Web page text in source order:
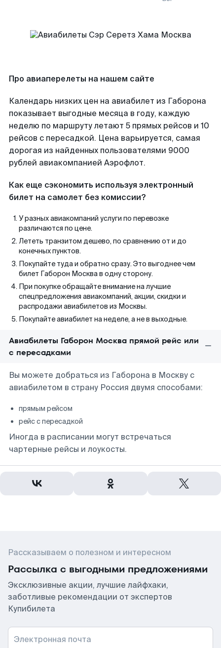
Про авиаперелеты на нашем сайте
Календарь низких цен на авиабилет из Габорона
показывает выгодные месяца в году, каждую
неделю по маршруту летают 5 прямых рейсов и 10
рейсов с пересадкой. Цена варьируется, самая
дорогая из найденных пользователями 9000
рублей авиакомпанией Аэрофлот.
Как еще сэкономить используя электронный
билет на самолет без комиссии?
У разных авиакомпаний услуги по перевозке
различаются по цене.
Лететь транзитом дешево, по сравнению от и до
конечных пунктов.
Покупайте туда и обратно сразу. Это выгоднее чем
билет Габорон Москва в одну сторону.
При покупке обращайте внимание на лучшие
спецпредложения авиакомпаний, акции, скидки и
распродажи авиабилетов из Москвы.
Покупайте авиабилет на неделе, а не в выходные.
Авиабилеты Габорон Москва прямой рейс или
с пересадками
Вы можете добраться из Габорона в Москву с
авиабилетом в страну Россия двумя способами:
прямым рейсом
рейс с пересадкой
Иногда в расписании могут встречаться
чартерные рейсы и лоукосты.
Рассказываем о полезном и интересном
Рассылка с выгодными предложениями
Эксклюзивные акции, лучшие лайфхаки,
заботливые рекомендации от экспертов
Купибилета
Электронная почта